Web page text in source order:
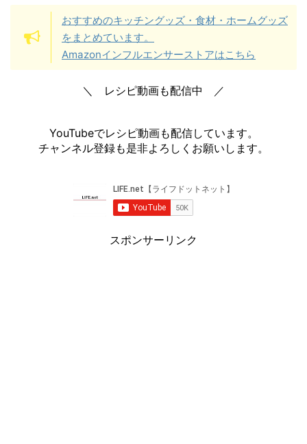
おすすめのキッチングッズ・食材・ホームグッズ
をまとめています。
Amazonインフルエンサーストアはこちら
＼ レシピ動画も配信中 ／
YouTubeでレシピ動画も配信しています。
チャンネル登録も是非よろしくお願いします。
スポンサーリンク